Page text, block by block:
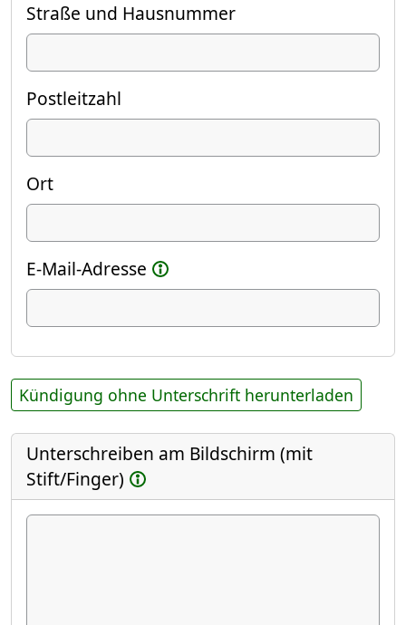
Straße und Hausnummer
Postleitzahl
Ort
E-Mail-Adresse
Kündigung ohne Unterschrift herunterladen
Unterschreiben am Bildschirm (mit
Stift/Finger)